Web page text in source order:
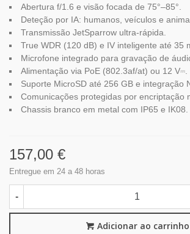
Abertura f/1.6 e visão focada de 75°–85°.
Deteção por IA: humanos, veículos e
Transmissão JetSparrow ultra-rápida.
True WDR (120 dB) e IV inteligente até 35
Microfone integrado para gravação de
Alimentação via PoE (802.3af/at) ou 12 V⎓.
Suporte MicroSD até 256 GB e integração
Comunicações protegidas por encriptação
Chassis branco em metal com IP65 e IK08.
157,00 €
Entregue em 24 a 48 horas
-
Adicionar ao carrinho